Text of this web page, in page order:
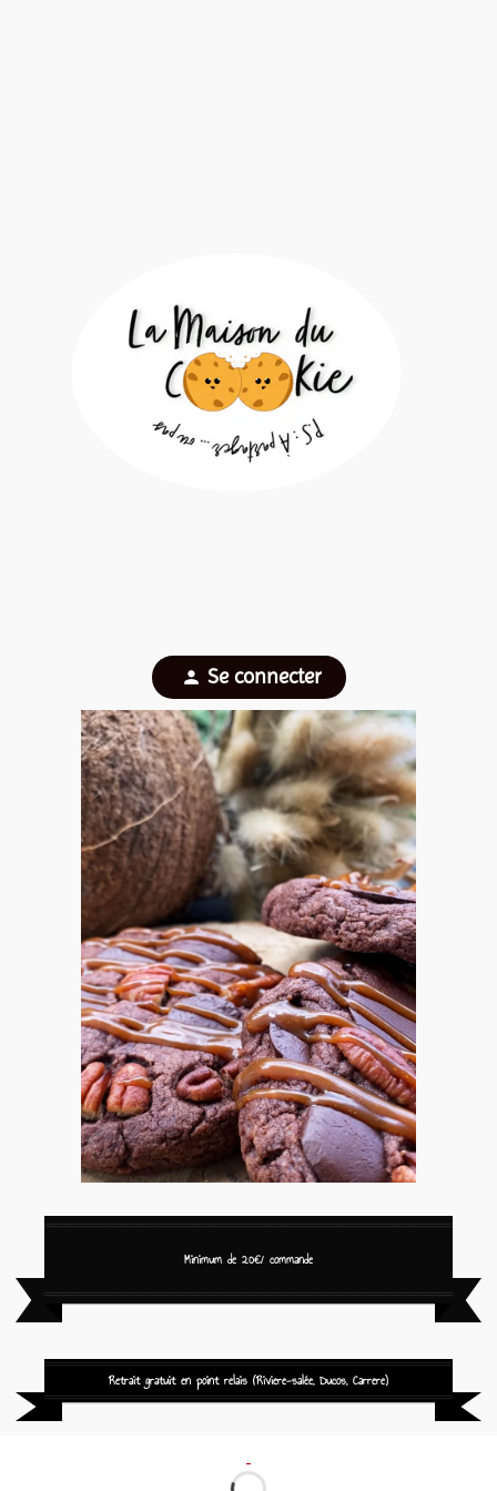
person Se connecter
Minimum de 20€/ commande
Retrait gratuit en point relais (Riviere-salée, Ducos, Carrere)